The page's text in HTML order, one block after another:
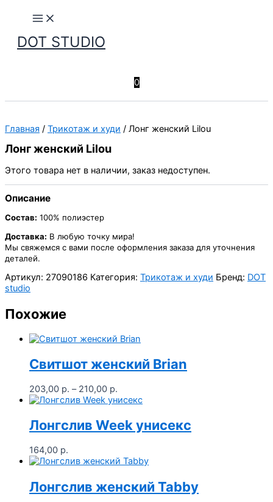
DOT STUDIO
0
Главная / Трикотаж и худи / Лонг женский Lilou
Лонг женский Lilou
Этого товара нет в наличии, заказ недоступен.
Описание
Состав: 100% полиэстер
Доставка: В любую точку мира!
Мы свяжемся с вами после оформления заказа для уточнения
деталей.
Артикул: 27090186 Категория: Трикотаж и худи Бренд: DOT
studio
Похожие
Свитшот женский Brian
203,00 р. – 210,00 р.
цен:
–
210,00 р.
Лонгслив Week унисекс
164,00 р.
Лонгслив женский Tabby